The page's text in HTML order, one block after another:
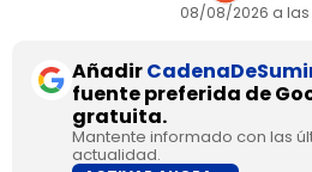
08/08/2026 a las
Añadir
fuente preferida de
gratuita.
Mantente informado con las
actualidad.